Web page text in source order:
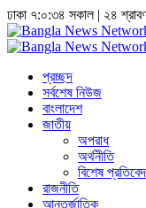
ঢাকা ৭:০:৩৫ সকাল| ২৪
প্রচ্ছদ
সর্বশেষ নিউজ
বাংলাদেশ
জাতীয়
অপরাধ
অর্থনীতি
বিশেষ
রাজনীতি
আন্তর্জাতিক